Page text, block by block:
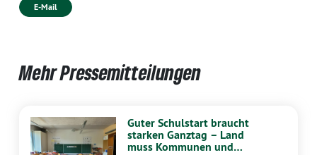
E-Mail
Mehr Pressemitteilungen
Guter Schulstart braucht
starken Ganztag – Land
muss Kommunen und